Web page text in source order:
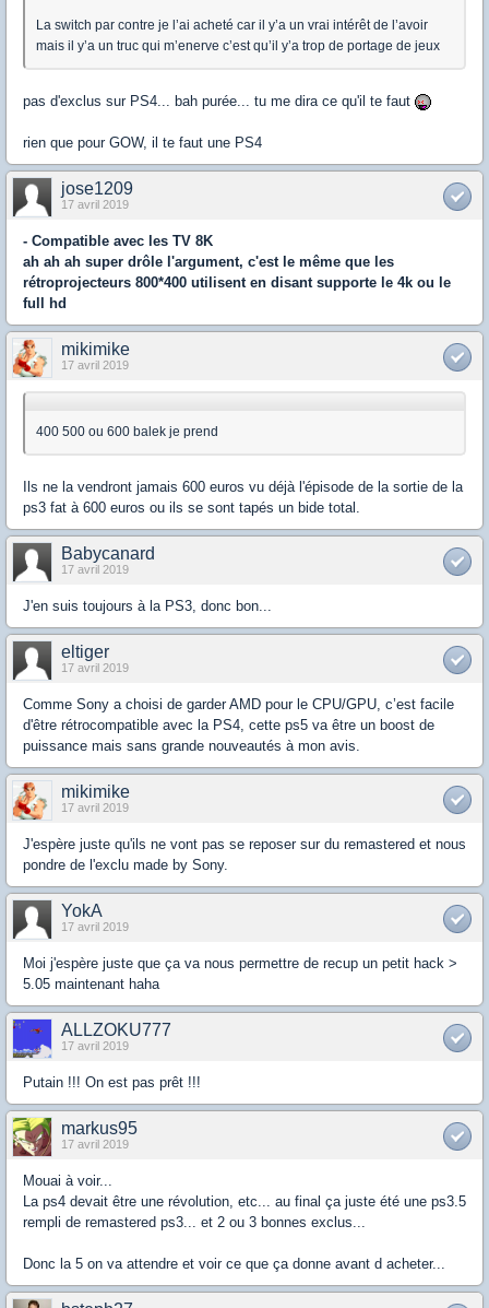
La switch par contre je l’ai acheté car il y’a un vrai intérêt de l’avoir
mais il y’a un truc qui m’enerve c’est qu’il y’a trop de portage de jeux
pas d'exclus sur PS4... bah purée... tu me dira ce qu'il te faut
rien que pour GOW, il te faut une PS4
jose1209
17 avril 2019
- Compatible avec les TV 8K
ah ah ah super drôle l'argument, c'est le même que les
rétroprojecteurs 800*400 utilisent en disant supporte le 4k ou le
full hd
mikimike
17 avril 2019
400 500 ou 600 balek je prend
Ils ne la vendront jamais 600 euros vu déjà l'épisode de la sortie de la
ps3 fat à 600 euros ou ils se sont tapés un bide total.
Babycanard
17 avril 2019
J'en suis toujours à la PS3, donc bon...
eltiger
17 avril 2019
Comme Sony a choisi de garder AMD pour le CPU/GPU, c’est facile
d'être rétrocompatible avec la PS4, cette ps5 va être un boost de
puissance mais sans grande nouveautés à mon avis.
mikimike
17 avril 2019
J'espère juste qu'ils ne vont pas se reposer sur du remastered et nous
pondre de l'exclu made by Sony.
YokA
17 avril 2019
Moi j'espère juste que ça va nous permettre de recup un petit hack >
5.05 maintenant haha
ALLZOKU777
17 avril 2019
Putain !!! On est pas prêt !!!
markus95
17 avril 2019
Mouai à voir...
La ps4 devait être une révolution, etc... au final ça juste été une ps3.5
rempli de remastered ps3... et 2 ou 3 bonnes exclus...
Donc la 5 on va attendre et voir ce que ça donne avant d acheter...